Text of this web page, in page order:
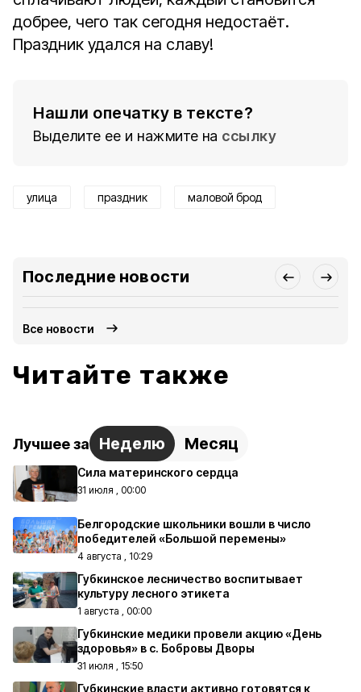
добрее, чего так сегодня недостаёт.
Праздник удался на славу!
Нашли опечатку в тексте?
Выделите ее и нажмите на ссылку
улица праздник маловой брод
Последние новости
Все новости
Читайте также
Лучшее за Неделю Месяц
Сила материнского сердца
31 июля , 00:00
Белгородские школьники вошли в число
победителей «Большой перемены»
4 августа , 10:29
Губкинское лесничество воспитывает
культуру лесного этикета
1 августа , 00:00
Губкинские медики провели акцию «День
здоровья» в с. Бобровы Дворы
31 июля , 15:50
Губкинские власти активно готовятся к